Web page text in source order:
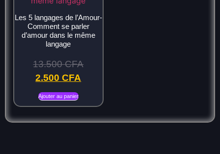
Les 5 langages de l’Amour-
Comment se parler
d’amour dans le même
langage
13.500CFA
2.500CFA
Ajouter au panier